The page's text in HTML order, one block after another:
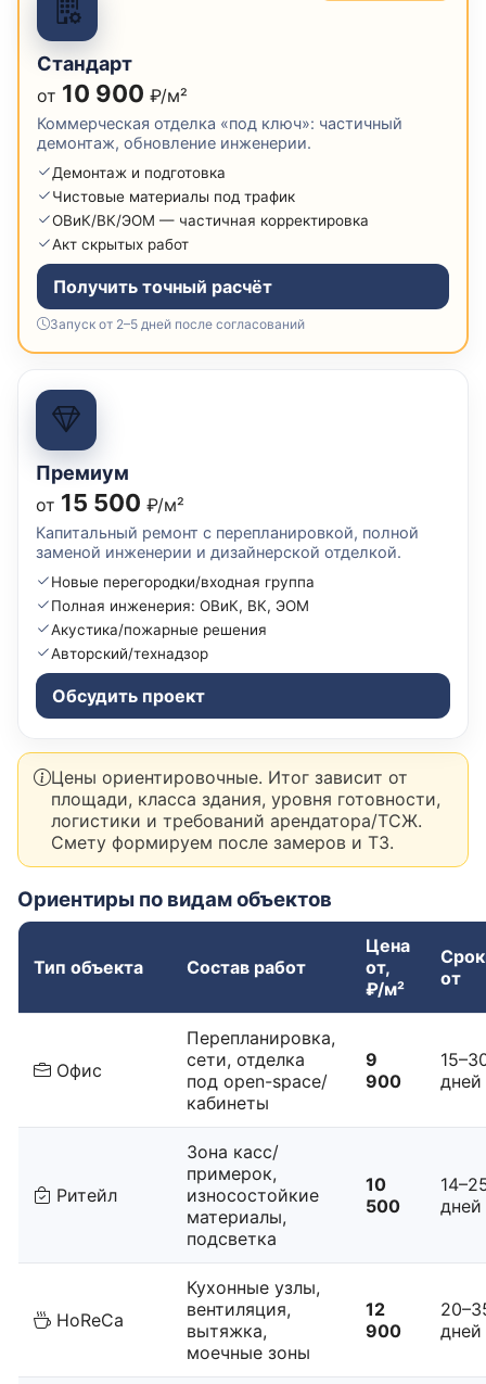
Стандарт
от 10 900 ₽/м²
Коммерческая отделка «под ключ»: частичный
демонтаж, обновление инженерии.
Демонтаж и подготовка
Чистовые материалы под трафик
ОВиК/ВК/ЭОМ — частичная корректировка
Акт скрытых работ
Получить точный расчёт
Запуск от 2–5 дней после согласований
Премиум
от 15 500 ₽/м²
Капитальный ремонт с перепланировкой, полной
заменой инженерии и дизайнерской отделкой.
Новые перегородки/входная группа
Полная инженерия: ОВиК, ВК, ЭОМ
Акустика/пожарные решения
Авторский/технадзор
Обсудить проект
Цены ориентировочные. Итог зависит от
площади, класса здания, уровня готовности,
логистики и требований арендатора/ТСЖ.
Смету формируем после замеров и ТЗ.
Ориентиры по видам объектов
Тип объекта Состав работ
Цена
от,
₽/м²
от
Офис
Перепланировка,
сети, отделка
под open-space/
кабинеты
9
900
дней
Ритейл
Зона касс/
примерок,
износостойкие
материалы,
подсветка
10
500
дней
HoReCa
Кухонные узлы,
вентиляция,
вытяжка,
моечные зоны
12
900
дней